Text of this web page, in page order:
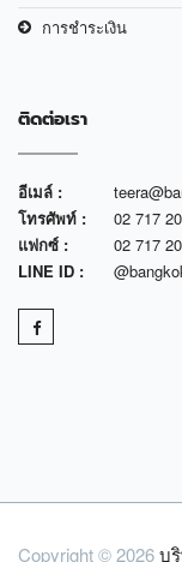
การชำระเงิน
ติดต่อเรา
อีเมล์ :
โทรศัพท์ :
02 717
แฟกซ์ :
02 717
LINE ID :
Copyright © 2026บ